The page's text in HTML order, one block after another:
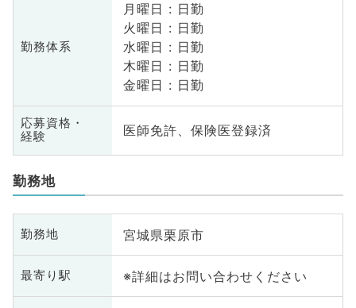
勤務体系
月曜日 : 日勤
火曜日 : 日勤
水曜日 : 日勤
木曜日 : 日勤
金曜日 : 日勤
応募資格・
経験
医師免許、保険医登録済
勤務地
勤務地 宮城県栗原市
最寄り駅 ※詳細はお問い合わせください